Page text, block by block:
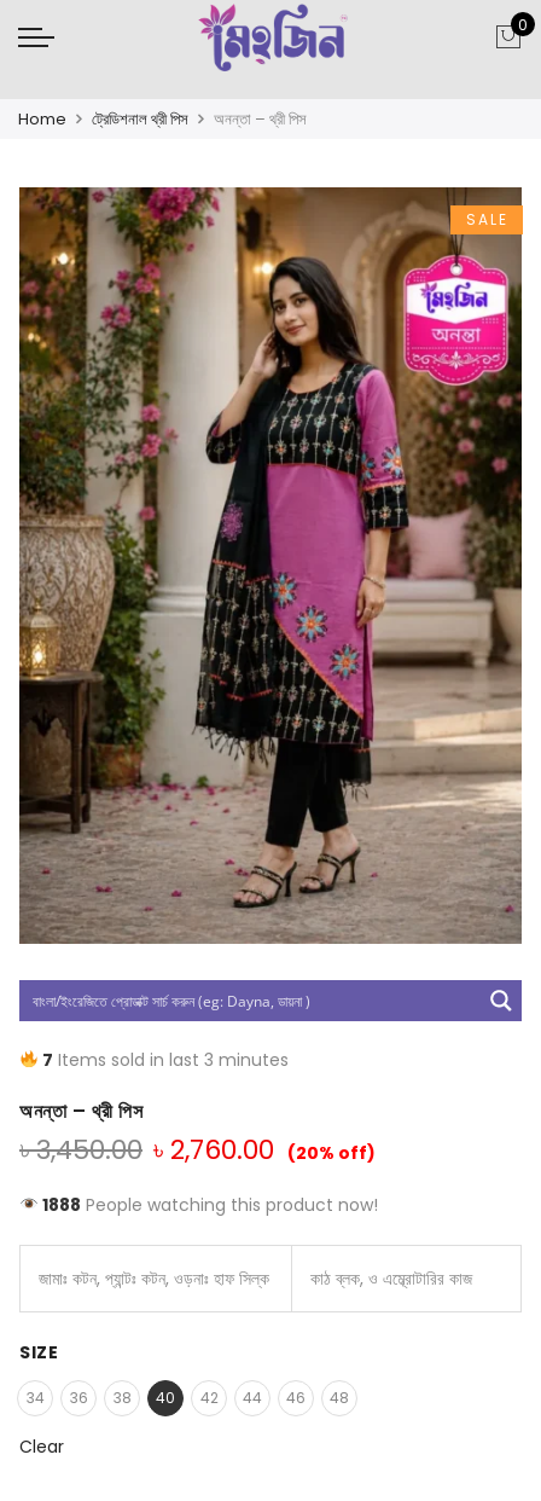
0
Home ট্রেডিশনাল থ্রী পিস অনন্তা – থ্রী পিস
SALE
7 Items sold in last 3 minutes
অনন্তা – থ্রী পিস
৳3,450.00 ৳ 2,760.00 (20% off)
1888 People watching this product now!
জামাঃ কটন, প্যান্টঃ কটন, ওড়নাঃ হাফ সিল্ক কাঠ ব্লক, ও এম্ব্রোটারির কাজ
SIZE
34 36 38 40 42 44 46 48
Clear